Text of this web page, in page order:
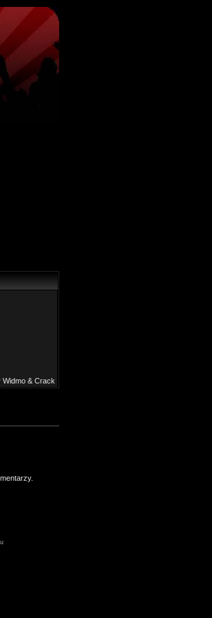
Widmo & Crack